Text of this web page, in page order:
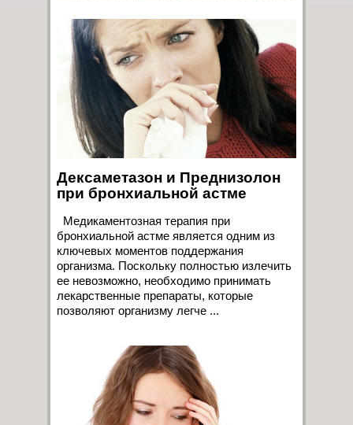
Дексаметазон и Преднизолон
при бронхиальной астме
Медикаментозная терапия при
бронхиальной астме является одним из
ключевых моментов поддержания
организма. Поскольку полностью излечить
ее невозможно, необходимо принимать
лекарственные препараты, которые
позволяют организму легче ...